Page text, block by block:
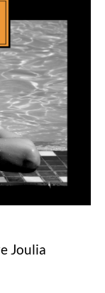
Joulia